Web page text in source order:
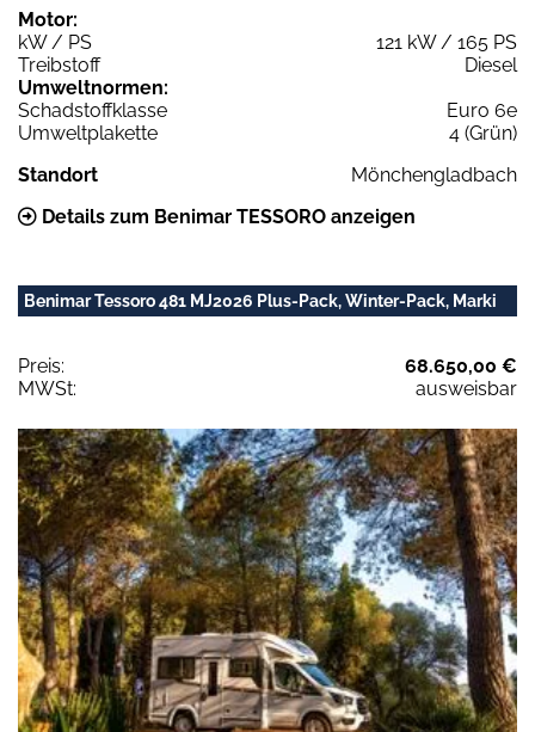
Motor:
kW / PS
121 kW / 165 PS
Treibstoff
Diesel
Umweltnormen:
Schadstoffklasse
Euro 6e
Umweltplakette
4 (Grün)
Standort
Mönchengladbach
Details zum Benimar TESSORO anzeigen
Benimar Tessoro 481 MJ2026 Plus-Pack, Winter-Pack, Marki
Preis:
68.650,00 €
MWSt:
ausweisbar